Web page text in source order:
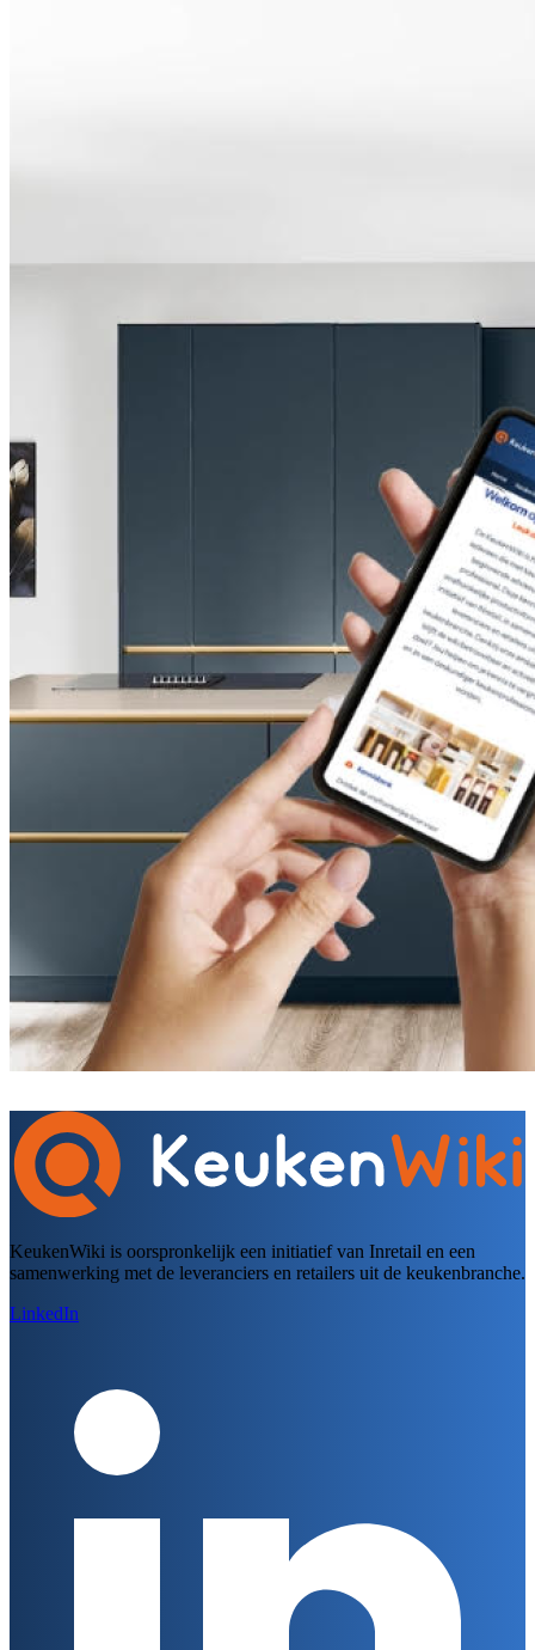
KeukenWiki is oorspronkelijk een initiatief van Inretail en een
samenwerking met de leveranciers en retailers uit de keukenbranche.
LinkedIn